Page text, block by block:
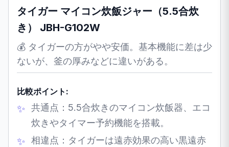
タイガー マイコン炊飯ジャー（5.5合炊
き） JBH-G102W
💰 タイガーの方がやや安価。基本機能に差は少
ないが、釜の厚みなどに違いがある。
比較ポイント:
共通点：5.5合炊きのマイコン炊飯器、エコ
炊きやタイマー予約機能を搭載。
相違点：タイガーは遠赤効果の高い黒遠赤